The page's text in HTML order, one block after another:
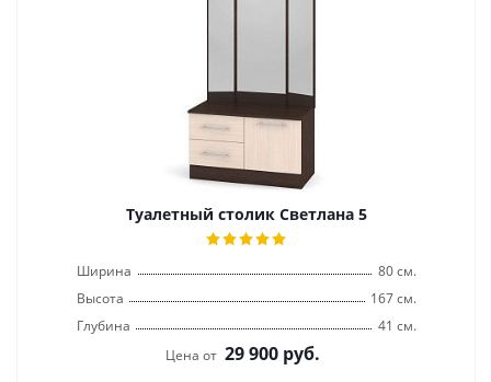
Туалетный столик Светлана 5
Ширина
80 см.
Высота
167 см.
Глубина
41 см.
Цена от 29 900 руб.